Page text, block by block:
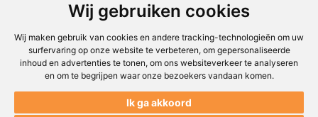
Wij gebruiken cookies
Wij maken gebruik van cookies en andere tracking-technologieën om uw
surfervaring op onze website te verbeteren, om gepersonaliseerde
inhoud en advertenties te tonen, om ons websiteverkeer te analyseren
en om te begrijpen waar onze bezoekers vandaan komen.
Ik ga akkoord
Textielstraat 4, 7483 PB Haaksbergen
Telefoon: 053-5723224
info@techmaghaaksbergen.nl
Akkoord om gemaild te worden*
Privacybeleid*